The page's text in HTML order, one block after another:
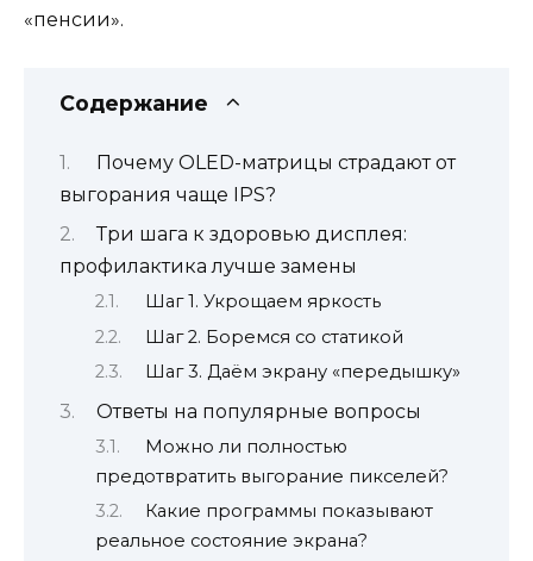
«пенсии».
Содержание
Почему OLED-матрицы страдают от
выгорания чаще IPS?
Три шага к здоровью дисплея:
профилактика лучше замены
Шаг 1. Укрощаем яркость
Шаг 2. Боремся со статикой
Шаг 3. Даём экрану «передышку»
Ответы на популярные вопросы
Можно ли полностью
предотвратить выгорание пикселей?
Какие программы показывают
реальное состояние экрана?